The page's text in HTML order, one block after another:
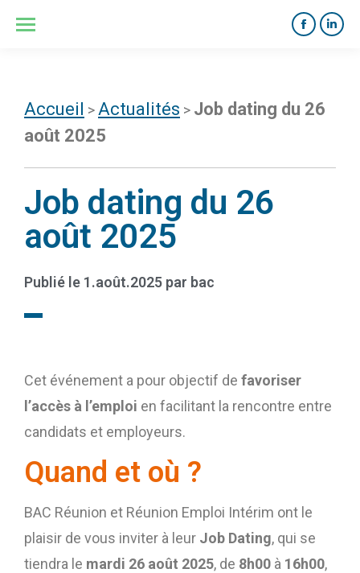
Accueil >Actualités > Job dating du 26
août 2025
Job dating du 26
août 2025
Publié le 1.août.2025 par bac
Cet événement a pour objectif de favoriser
l’accès à l’emploi en facilitant la rencontre entre
candidats et employeurs.
Quand et où ?
BAC Réunion et Réunion Emploi Intérim ont le
plaisir de vous inviter à leur Job Dating, qui se
tiendra le mardi 26 août 2025, de 8h00 à 16h00,